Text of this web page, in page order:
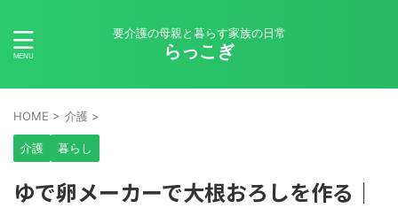
要介護の母親と暮らす家族の日常
らっこぎ
HOME > 介護 >
介護 暮らし
ゆで卵メーカーで大根おろしを作る｜